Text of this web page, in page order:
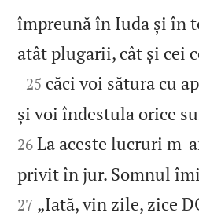
împreună în Iuda și în
atât plugarii, cât și cei

25 căci voi sătura cu
și voi îndestula orice
26 La aceste lucruri
privit în jur. Somnul
27 „Iată, vin zile, zice